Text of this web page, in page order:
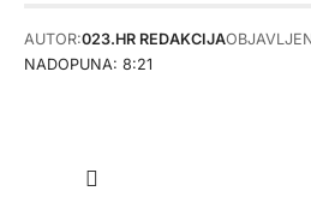
NADOPUNA: 8:21
AUTOR:023.HR REDAKCIJA